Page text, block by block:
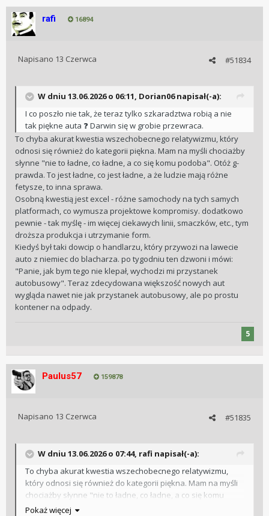
rafi 16894
#51834
Napisano 13 Czerwca
W dniu 13.06.2026 o 06:11, Dorian06napisał(-a):
I co poszło nie tak, że teraz tylko szkaradztwa robią a nie
tak piękne auta ❓ ️ Darwin się w grobie przewraca.
To chyba akurat kwestia wszechobecnego relatywizmu, który
odnosi się również do kategorii piękna. Mam na myśli chociażby
słynne "nie to ładne, co ładne, a co się komu podoba". Otóż g-
prawda. To jest ładne, co jest ładne, a że ludzie mają różne
fetysze, to inna sprawa.
Osobną kwestią jest excel - różne samochody na tych samych
platformach, co wymusza projektowe kompromisy. dodatkowo
pewnie - tak myślę - im więcej ciekawych linii, smaczków, etc., tym
droższa produkcja i utrzymanie form.
Kiedyś był taki dowcip o handlarzu, który przywozi na lawecie
auto z niemiec do blacharza. po tygodniu ten dzwoni i mówi:
"Panie, jak bym tego nie klepał, wychodzi mi przystanek
autobusowy". Teraz zdecydowana większość nowych aut
wygląda nawet nie jak przystanek autobusowy, ale po prostu
kontener na odpady.
5
Paulus57 159878
#51835
Napisano 13 Czerwca
W dniu 13.06.2026 o 07:44, rafi napisał(-a):
To chyba akurat kwestia wszechobecnego relatywizmu,
który odnosi się również do kategorii piękna. Mam na myśli
chociażby słynne "nie to ładne, co ładne, a co się komu
podoba". Otóż g-prawda. To jest ładne, co jest ładne, a że
Pokaż więcej